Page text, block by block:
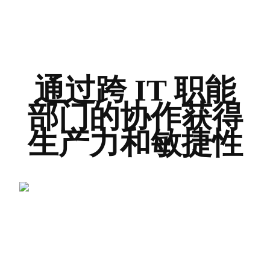
通过跨 IT 职能
部门的协作获得
生产力和敏捷性